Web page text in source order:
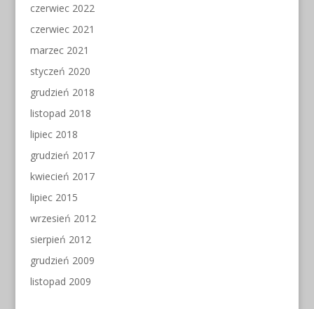
czerwiec 2022
czerwiec 2021
marzec 2021
styczeń 2020
grudzień 2018
listopad 2018
lipiec 2018
grudzień 2017
kwiecień 2017
lipiec 2015
wrzesień 2012
sierpień 2012
grudzień 2009
listopad 2009